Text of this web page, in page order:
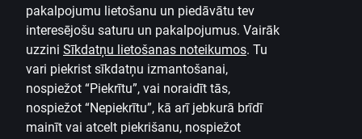
pakalpojumu lietošanu un piedāvātu tev
interesējošu saturu un pakalpojumus. Vairāk
uzzini Sīkdatņu lietošanas noteikumos. Tu
vari piekrist sīkdatņu izmantošanai,
nospiežot “Piekrītu”, vai noraidīt tās,
nospiežot “Nepiekrītu”, kā arī jebkurā brīdī
mainīt vai atcelt piekrišanu, nospiežot
Noderīgi
Cenrādis privātpersonām
Cenrādis uzņēmumiem
Valūtas kalkulators